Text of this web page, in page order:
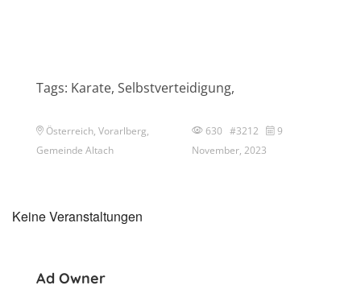
Tags: Karate, Selbstverteidigung,
Österreich, Vorarlberg,
Gemeinde Altach
630 #3212
9
November, 2023
Keine Veranstaltungen
Ad Owner